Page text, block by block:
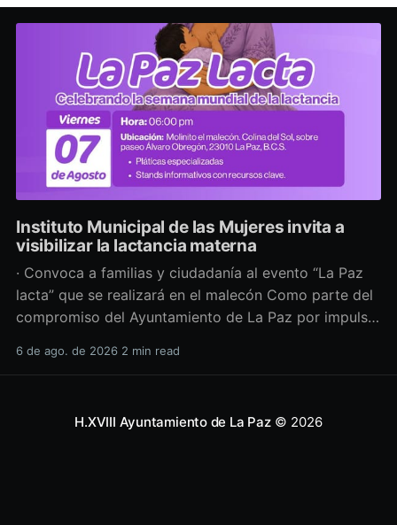
Instituto Municipal de las Mujeres invita a
visibilizar la lactancia materna
· Convoca a familias y ciudadanía al evento “La Paz
lacta” que se realizará en el malecón Como parte del
compromiso del Ayuntamiento de La Paz por impulsar
salud y los derechos de las mujeres, así como generar
6 de ago. de 2026 2 min read
H.XVIII Ayuntamiento de La Paz© 2026